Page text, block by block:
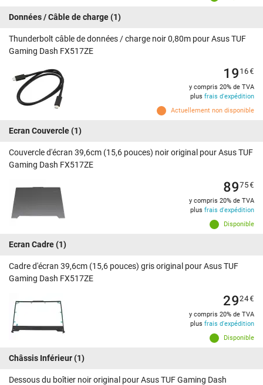
Données / Câble de charge(1)
Thunderbolt câble de données / charge noir 0,80m pour Asus TUF
Gaming Dash FX517ZE
Actuellement non disponible
1916€
y compris 20% de TVA
plus frais d'expédition
Ecran Couvercle(1)
Couvercle d'écran 39,6cm (15,6 pouces) noir original pour Asus TUF
Gaming Dash FX517ZE
Disponible
8975€
y compris 20% de TVA
plus frais d'expédition
Ecran Cadre(1)
Cadre d'écran 39,6cm (15,6 pouces) gris original pour Asus TUF
Gaming Dash FX517ZE
Disponible
2924€
y compris 20% de TVA
plus frais d'expédition
Châssis Inférieur(1)
Dessous du boîtier noir original pour Asus TUF Gaming Dash